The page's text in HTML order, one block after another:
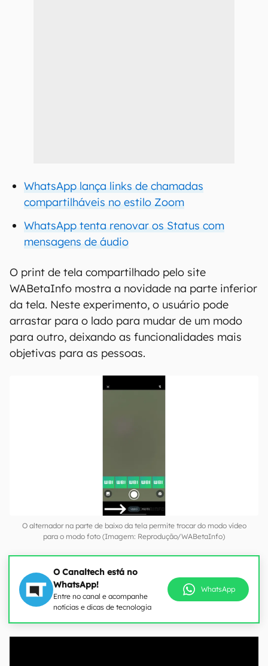
WhatsApp lança links de chamadas
compartilháveis no estilo Zoom
WhatsApp tenta renovar os Status com
mensagens de áudio
O print de tela compartilhado pelo site
WABetaInfo mostra a novidade na parte inferior
da tela. Neste experimento, o usuário pode
arrastar para o lado para mudar de um modo
para outro, deixando as funcionalidades mais
objetivas para as pessoas.
O alternador na parte de baixo da tela permite trocar do modo vídeo
para o modo foto (Imagem: Reprodução/WABetaInfo)
O Canaltech está no
WhatsApp!
Entre no canal e acompanhe
notícias e dicas de tecnologia
WhatsApp